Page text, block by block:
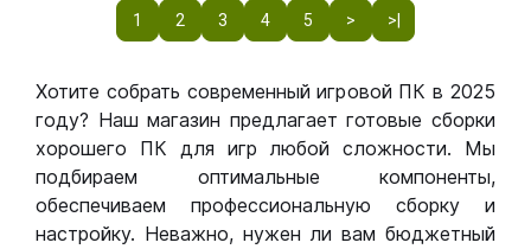
1 2 3 4 5 > >|
Хотите собрать современный игровой ПК в 2025
году? Наш магазин предлагает готовые сборки
хорошего ПК для игр любой сложности. Мы
подбираем оптимальные компоненты,
обеспечиваем профессиональную сборку и
настройку. Неважно, нужен ли вам бюджетный